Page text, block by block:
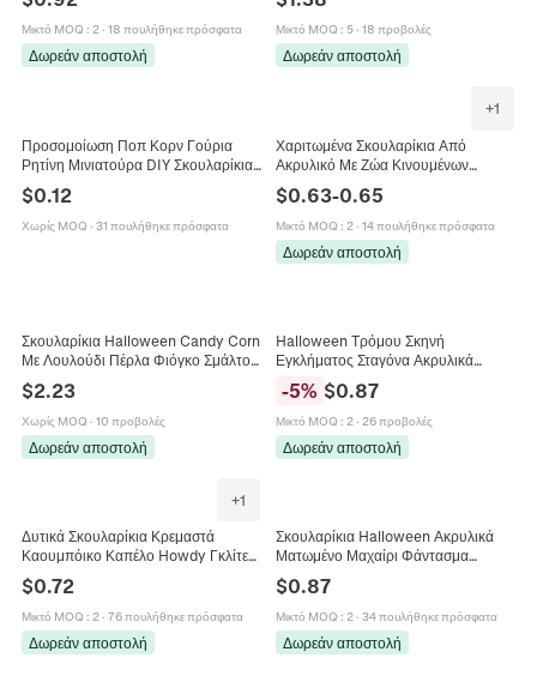
Μικτό MOQ : 2· 18 πουλήθηκε πρόσφατα
Δωρεάν αποστολή
Πάρτι
Μικτό MOQ : 5· 18 προβολές
Δωρεάν αποστολή
Προσομοίωση Ποπ Κορν Γούρια
Ρητίνη Μινιατούρα DIY Σκουλαρίκια
Τηλεφώνου Πρωτότυπο
$0.12
Χωρίς MOQ · 31 πουλήθηκε πρόσφατα
+1
Χαριτωμένα Σκουλαρίκια Από
Ακρυλικό Με Ζώα Κινουμένων
Κουκουβάγια Κολιμπρί Κοσμήματα
$0.63-0.65
Μικτό MOQ : 2· 14 πουλήθηκε πρόσφατα
Δωρεάν αποστολή
Σκουλαρίκια Halloween Candy Corn
Με Λουλούδι Πέρλα Φιόγκο Σμάλτο
Κράμα Κοσμήματα Για Γυναίκες
$2.23
Χωρίς MOQ · 10 προβολές
Δωρεάν αποστολή
Halloween Τρόμου Σκηνή
Εγκλήματος Σταγόνα Ακρυλικά
Σκουλαρίκια Γυναικεία Προσοχή
Ματωμένο Αποτύπωμα Δακτυλικό
Αποτύπωμα Κόσμημα
-5% $0.87
Μικτό MOQ : 2· 26 προβολές
Δωρεάν αποστολή
+1
Δυτικά Σκουλαρίκια Κρεμαστά
Καουμπόικο Καπέλο Howdy Γκλίτερ
Ακρυλικό Στρας Πανκ Στυλ
Κοσμήματα Για Γυναίκες
$0.72
Μικτό MOQ : 2· 76 πουλήθηκε πρόσφατα
Δωρεάν αποστολή
Σκουλαρίκια Halloween Ακρυλικά
Ματωμένο Μαχαίρι Φάντασμα
Κρανίο Gothic Punk Κοσμήματα Για
Γυναίκες Με Ασημένια Βάση
$0.87
Μικτό MOQ : 2· 34 πουλήθηκε πρόσφατα
Δωρεάν αποστολή